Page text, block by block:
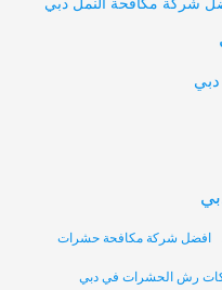
افضل شركة مكافحة حشرات
رش الحشرات في دبي